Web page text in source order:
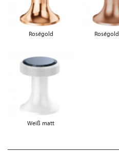
Roségold
Weiß matt